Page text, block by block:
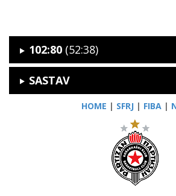
102:80 (52:38)
SASTAV
HOME | SFRJ | FIBA |